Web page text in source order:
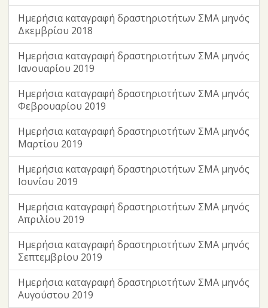
Ημερήσια καταγραφή δραστηριοτήτων ΣΜΑ μηνός
Δκεμβρίου 2018
Ημερήσια καταγραφή δραστηριοτήτων ΣΜΑ μηνός
Ιανουαρίου 2019
Ημερήσια καταγραφή δραστηριοτήτων ΣΜΑ μηνός
Φεβρουαρίου 2019
Ημερήσια καταγραφή δραστηριοτήτων ΣΜΑ μηνός
Μαρτίου 2019
Ημερήσια καταγραφή δραστηριοτήτων ΣΜΑ μηνός
Ιουνίου 2019
Ημερήσια καταγραφή δραστηριοτήτων ΣΜΑ μηνός
Απριλίου 2019
Ημερήσια καταγραφή δραστηριοτήτων ΣΜΑ μηνός
Σεπτεμβρίου 2019
Ημερήσια καταγραφή δραστηριοτήτων ΣΜΑ μηνός
Αυγούστου 2019